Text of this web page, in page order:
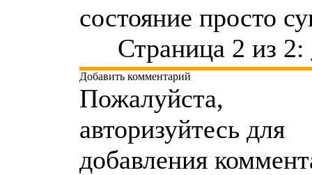
состояние просто
Страница 2 из 2:
Добавить комментарий
Пожалуйста,
авторизуйтесь для
добавления